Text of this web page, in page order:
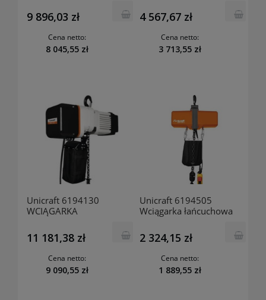
9 896,03 zł
Cena netto:
8 045,55 zł
4 567,67 zł
Cena netto:
3 713,55 zł
Unicraft 6194130
WCIĄGARKA
11 181,38 zł
Cena netto:
9 090,55 zł
Unicraft 6194505
Wciągarka łańcuchowa
2 324,15 zł
Cena netto:
1 889,55 zł